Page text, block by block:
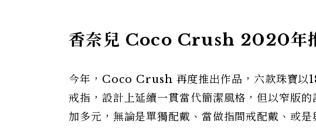
香奈兒 Coco Crush 2020年
今年，Coco Crush 再度推出作品，六款珠寶以
戒指，設計上延續一貫當代簡潔風格，但以窄版
加多元，無論是單獨配戴、當做指間戒配戴、或